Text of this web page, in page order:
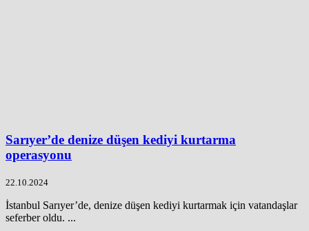
Sarıyer’de denize düşen kediyi kurtarma
operasyonu
22.10.2024
İstanbul Sarıyer’de, denize düşen kediyi kurtarmak için vatandaşlar
seferber oldu. ...